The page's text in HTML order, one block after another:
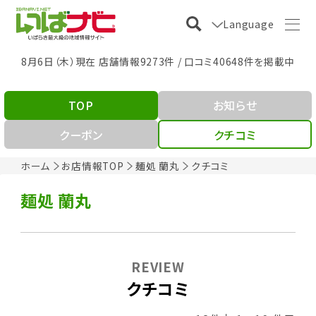
Language
8月6日（木）現在 店舗情報9273件 / 口コミ40648件を掲載中
ホーム お店情報TOP 麺処 蘭丸 クチコミ
TOP
お知らせ
クーポン
クチコミ
麺処 蘭丸
クチコミ
REVIEW